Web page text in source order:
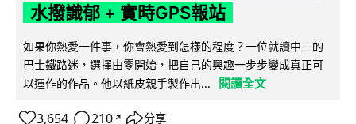
水撥識郁 + 實時GPS報站
如果你熱愛一件事，你會熱愛到怎樣的程度？一位就讀中三的
巴士鐵路迷，選擇由零開始，把自己的興趣一步步變成真正可
以運作的作品。他以紙皮親手製作出...
閱讀全文
3,654 210 ↗ 分享